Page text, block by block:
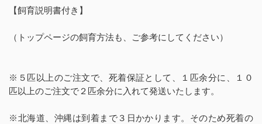
【飼育説明書付き】
（トップページの飼育方法も、ご参考にしてください）
※５匹以上のご注文で、死着保証として、１匹余分に、１０
匹以上のご注文で２匹余分に入れて発送いたします。
※北海道、沖縄は到着まで３日かかります。そのため死着の